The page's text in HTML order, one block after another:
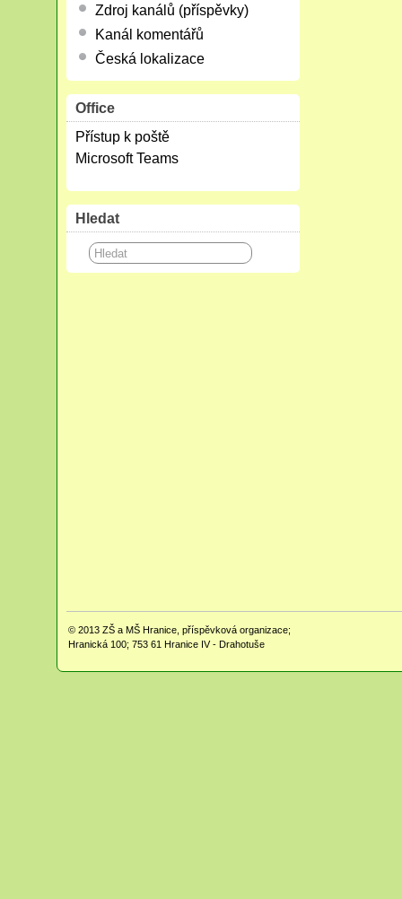
Zdroj kanálů (příspěvky)
Kanál komentářů
Česká lokalizace
Office
Přístup k poště
Microsoft Teams
Hledat
© 2013 ZŠ a MŠ Hranice, příspěvková organizace;
Hranická 100; 753 61 Hranice IV - Drahotuše